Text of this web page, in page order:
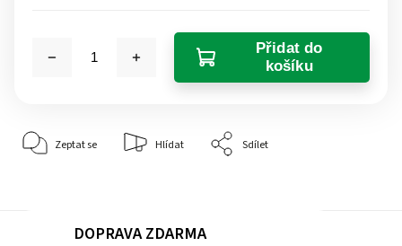
Přidat do
košíku
Zeptat se Hlídat Sdílet
DOPRAVA ZDARMA